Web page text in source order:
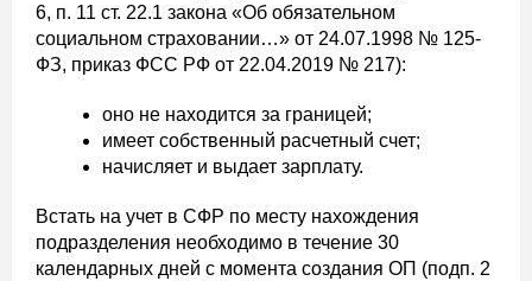
6, п. 11 ст. 22.1 закона «Об обязательном
социальном страховании…» от 24.07.1998 № 125-
ФЗ, приказ ФСС РФ от 22.04.2019 № 217):
оно не находится за границей;
имеет собственный расчетный счет;
начисляет и выдает зарплату.
Встать на учет в СФР по месту нахождения
подразделения необходимо в течение 30
календарных дней с момента создания ОП (подп. 2